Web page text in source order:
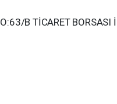
B TİCARET BORSASI